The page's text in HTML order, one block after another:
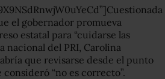
el gobernador promueva
estatal para “cuidarse las
nacional del PRI, Carolina
que revisarse desde el punto
consideró “no es correcto”.